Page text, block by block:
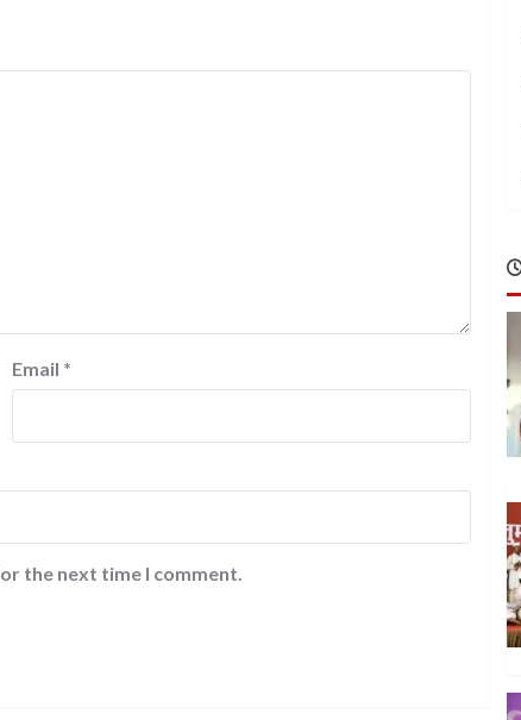
Email *
the next time I comment.